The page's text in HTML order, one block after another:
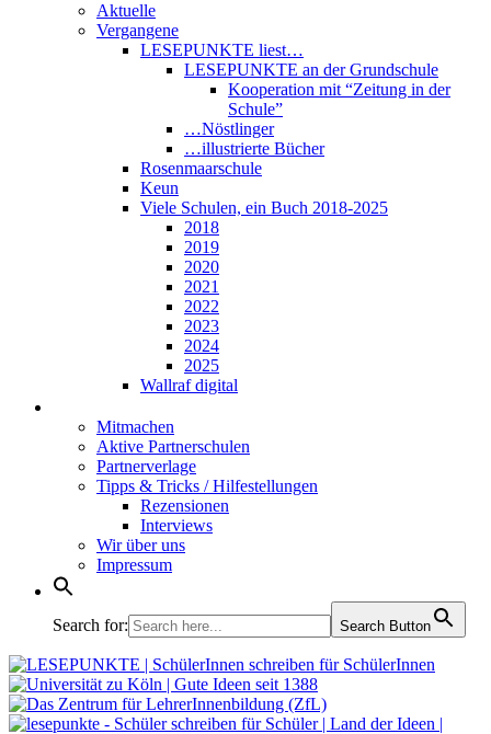
Aktuelle
Vergangene
LESEPUNKTE liest…
LESEPUNKTE an der Grundschule
Kooperation mit “Zeitung in der
Schule”
…Nöstlinger
…illustrierte Bücher
Rosenmaarschule
Keun
Viele Schulen, ein Buch 2018-2025
2018
2019
2020
2021
2022
2023
2024
2025
Wallraf digital
Mitmachen
Aktive Partnerschulen
Partnerverlage
Tipps & Tricks / Hilfestellungen
Rezensionen
Interviews
Wir über uns
Impressum
Search for: Search Button